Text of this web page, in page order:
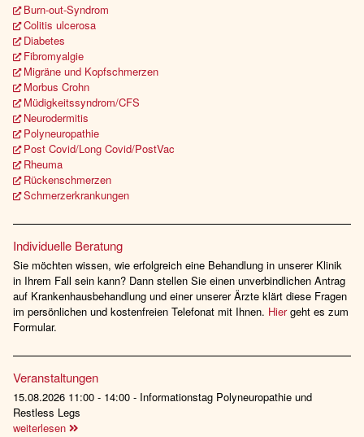
Burn-out-Syndrom
Colitis ulcerosa
Diabetes
Fibromyalgie
Migräne und Kopfschmerzen
Morbus Crohn
Müdigkeitssyndrom/CFS
Neurodermitis
Polyneuropathie
Post Covid/Long Covid/PostVac
Rheuma
Rückenschmerzen
Schmerzerkrankungen
Individuelle Beratung
Sie möchten wissen, wie erfolgreich eine Behandlung in unserer Klinik
in Ihrem Fall sein kann? Dann stellen Sie einen unverbindlichen Antrag
auf Krankenhausbehandlung und einer unserer Ärzte klärt diese Fragen
im persönlichen und kostenfreien Telefonat mit Ihnen. Hiergeht es zum
Formular.
Veranstaltungen
15.08.2026 11:00 - 14:00 - Informationstag Polyneuropathie und
Restless Legs
weiterlesen